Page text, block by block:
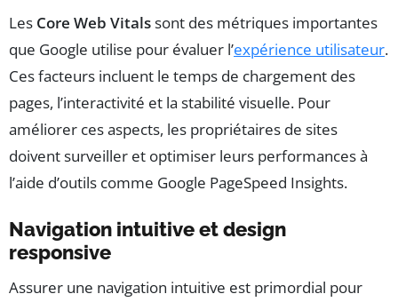
Les Core Web Vitalssont des métriques importantes
que Google utilise pour évaluer l’expérience utilisateur.
Ces facteurs incluent le temps de chargement des
pages, l’interactivité et la stabilité visuelle. Pour
améliorer ces aspects, les propriétaires de sites
doivent surveiller et optimiser leurs performances à
l’aide d’outils comme Google PageSpeed Insights.
Navigation intuitive et design
responsive
Assurer une navigation intuitive est primordial pour